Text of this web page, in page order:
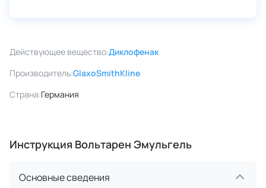
Действующее вещество:Диклофенак
Производитель:GlaxoSmithKline
Страна:Германия
Инструкция Вольтарен Эмульгель
Основные сведения